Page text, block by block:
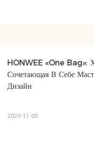
HONWEE «One Bag»:
Сочетающая В Себе
Дизайн
2025-11-05